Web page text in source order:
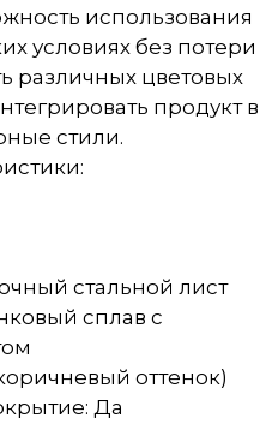
использования
условиях без потери
различных цветовых
продукт в
стили.
стальной лист
сплав с
оттенок)
Да